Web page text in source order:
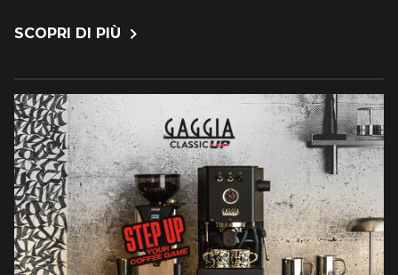
SCOPRI DI PIÙ